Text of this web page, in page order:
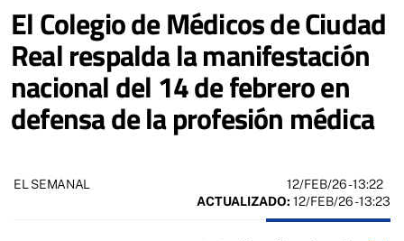
El Colegio de Médicos de Ciudad
Real respalda la manifestación
nacional del 14 de febrero en
defensa de la profesión médica
EL SEMANAL 12/FEB/26- 13:22
ACTUALIZADO: 12/FEB/26 - 13:23